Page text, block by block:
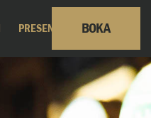
PRESENTKORT BOKA